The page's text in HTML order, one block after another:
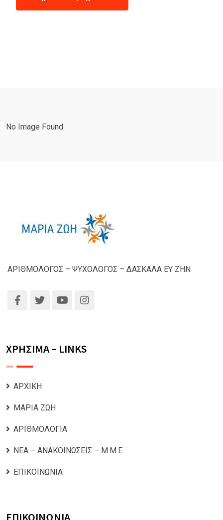
No Image Found
ΑΡΙΘΜΟΛΟΓΟΣ – ΨΥΧΟΛΟΓΟΣ – ΔΑΣΚΑΛΑ ΕΥ ΖΗΝ
ΧΡΗΣΙΜΑ – LINKS
ΑΡΧΙΚΗ
ΜΑΡΙΑ ΖΩΗ
ΑΡΙΘΜΟΛΟΓΙΑ
ΝΕΑ – ΑΝΑΚΟΙΝΩΣΕΙΣ – Μ.Μ.Ε
ΕΠΙΚΟΙΝΩΝΙΑ
ΕΠΙΚΟΙΝΩΝΙΑ